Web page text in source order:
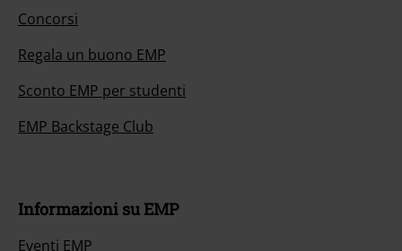
Concorsi
Regala un buono EMP
Sconto EMP per studenti
EMP Backstage Club
Informazioni su EMP
Eventi EMP